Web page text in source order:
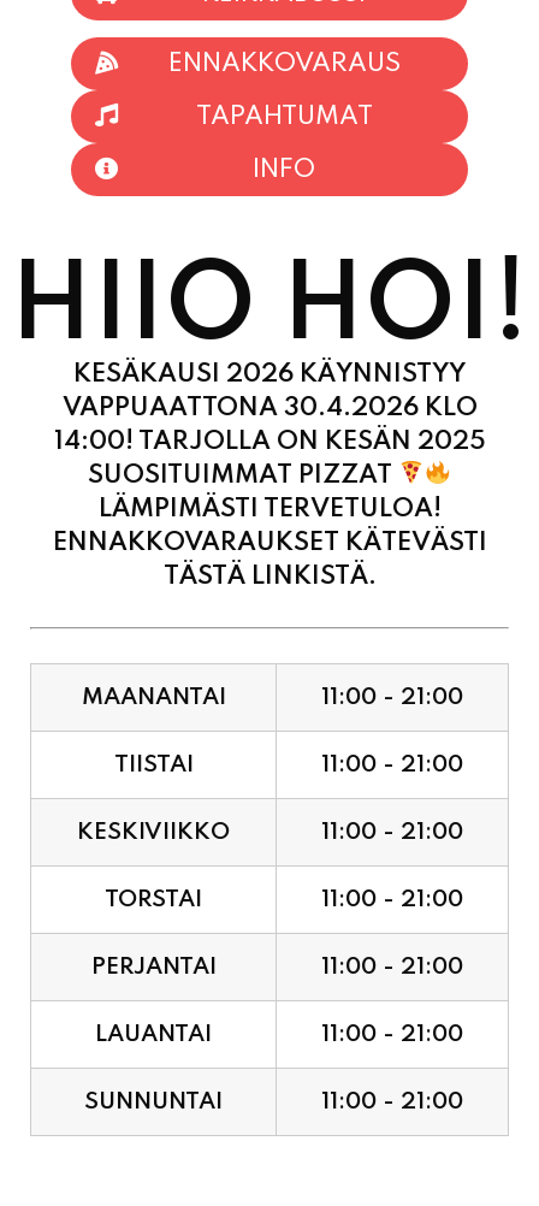
TAPAHTUMAT
HIIO HOI!
KESÄKAUSI 2026 KÄYNNISTYY
VAPPUAATTONA 30.4.2026 KLO
14:00! TARJOLLA ON KESÄN 2025
SUOSITUIMMAT PIZZAT
LÄMPIMÄSTI TERVETULOA!
ENNAKKOVARAUKSET KÄTEVÄSTI
TÄSTÄ LINKISTÄ.
TIISTAI 11:00 - 21:00
KESKIVIIKKO 11:00 - 21:00
TORSTAI 11:00 - 21:00
PERJANTAI 11:00 - 21:00
LAUANTAI 11:00 - 21:00
SUNNUNTAI 11:00 - 21:00